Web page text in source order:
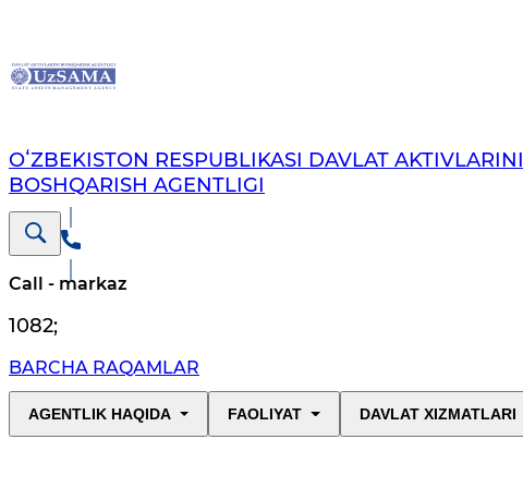
OʻZBEKISTON RESPUBLIKASI DAVLAT AKTIVLARINI
BOSHQARISH AGENTLIGI
Call - markaz
1082;
BARCHA RAQAMLAR
AGENTLIK HAQIDA FAOLIYAT DAVLAT XIZMATLARI